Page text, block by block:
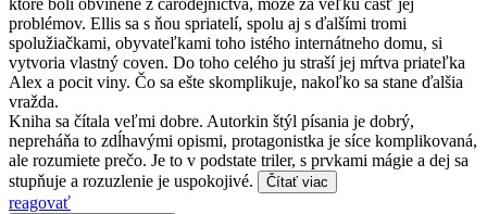
problémov. Ellis sa s ňou spriatelí, spolu aj s ďalšími tromi
spolužiačkami, obyvateľkami toho istého internátneho domu, si
vytvoria vlastný coven. Do toho celého ju straší jej mŕtva priateľka
Alex a pocit viny. Čo sa ešte skomplikuje, nakoľko sa stane ďalšia
vražda.
Kniha sa čítala veľmi dobre. Autorkin štýl písania je dobrý,
nepreháňa to zdĺhavými opismi, protagonistka je síce komplikovaná,
ale rozumiete prečo. Je to v podstate triler, s prvkami mágie a dej sa
stupňuje a rozuzlenie je uspokojivé.
Čítať viac
reagovať